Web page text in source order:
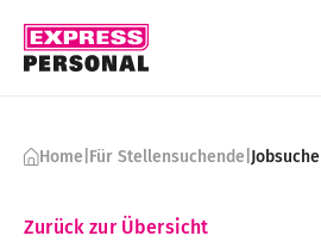
Home|Für Stellensuchende|Jobsuche
Zurück zur Übersicht